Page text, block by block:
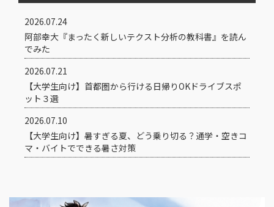
2026.07.24
阿部幸大『まったく新しいテクスト分析の教科書』を読ん
でみた
2026.07.21
【大学生向け】首都圏から行ける日帰りOKドライブスポ
ット３選
2026.07.10
【大学生向け】暑すぎる夏、どう乗り切る？通学・空きコ
マ・バイトでできる暑さ対策